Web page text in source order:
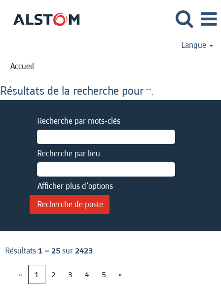
Langue
Accueil
Résultats de la recherche pour "".
Recherche par mots-clés
Recherche par lieu
Afficher plus d’options
Résultats1 – 25sur 2423
«
1 2 3 4 5 »